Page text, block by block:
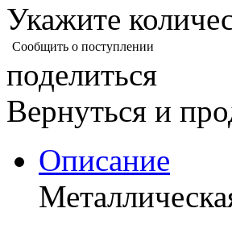
Укажите
Сообщить о поступлении
поделиться
Вернуться и
Описание